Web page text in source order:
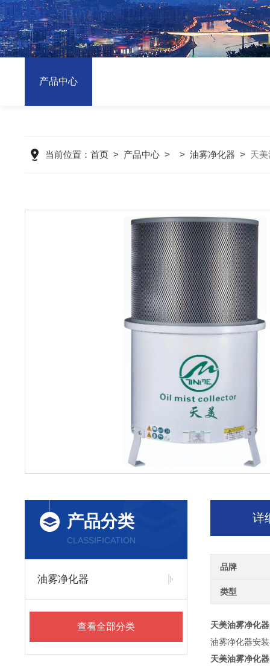
产品中心
当前位置： 首页> 产品中心> > 油雾净化器 > 天
产品分类
CLASSIFICATION
油雾净化器
查看全部分类
详
品牌
类型
天美油雾净化器
油雾净化器安
天美油雾净化器